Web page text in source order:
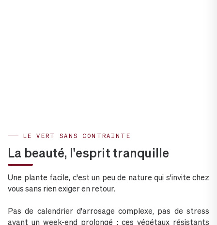
LE VERT SANS CONTRAINTE
La beauté, l'esprit tranquille
Une plante facile, c'est un peu de nature qui s'invite chez
vous sans rien exiger en retour.
Pas de calendrier d'arrosage complexe, pas de stress
avant un week-end prolongé : ces végétaux résistants